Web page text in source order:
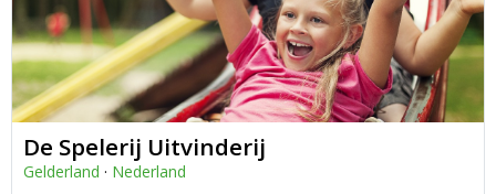
De Spelerij Uitvinderij
Gelderland · Nederland